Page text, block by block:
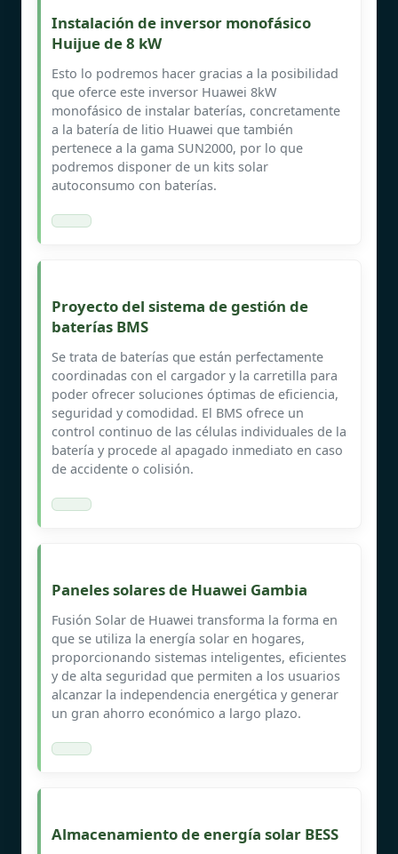
Instalación de inversor monofásico
Huijue de 8 kW
Esto lo podremos hacer gracias a la posibilidad
que oferce este inversor Huawei 8kW
monofásico de instalar baterías, concretamente
a la batería de litio Huawei que también
pertenece a la gama SUN2000, por lo que
podremos disponer de un kits solar
autoconsumo con baterías.
Proyecto del sistema de gestión de
baterías BMS
Se trata de baterías que están perfectamente
coordinadas con el cargador y la carretilla para
poder ofrecer soluciones óptimas de eficiencia,
seguridad y comodidad. El BMS ofrece un
control continuo de las células individuales de la
batería y procede al apagado inmediato en caso
de accidente o colisión.
Paneles solares de Huawei Gambia
Fusión Solar de Huawei transforma la forma en
que se utiliza la energía solar en hogares,
proporcionando sistemas inteligentes, eficientes
y de alta seguridad que permiten a los usuarios
alcanzar la independencia energética y generar
un gran ahorro económico a largo plazo.
Almacenamiento de energía solar BESS